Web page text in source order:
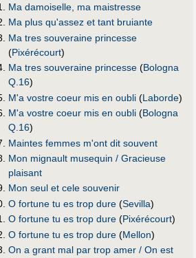
Ma damoiselle, ma maistresse
Ma plus qu'assez et tant bruiante
Ma tres souveraine princesse
(Pixérécourt)
Ma tres souveraine princesse (Bologna
Q.16)
M'a vostre coeur mis en oubli (Laborde)
M'a vostre coeur mis en oubli (Bologna
Q.16)
Maintes femmes m'ont dit souvent
Mon mignault musequin / Gracieuse
plaisant
Mon seul et cele souvenir
O fortune tu es trop dure (Sevilla)
O fortune tu es trop dure (Pixérécourt)
O fortune tu es trop dure (Mellon)
On a grant mal par trop amer / On est